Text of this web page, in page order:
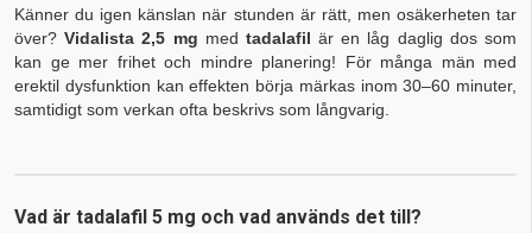
Känner du igen känslan när stunden är rätt, men osäkerheten tar
över?Vidalista 2,5 mg med tadalafil är en låg daglig dos som
kan ge mer frihet och mindre planering! För många män med
erektil dysfunktion kan effekten börja märkas inom 30–60 minuter,
samtidigt som verkan ofta beskrivs som långvarig.
Vad är tadalafil 5 mg och vad används det till?